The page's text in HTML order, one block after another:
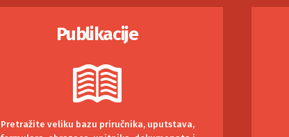
Publikacije
Pretražite veliku bazu priručnika, uputstava,